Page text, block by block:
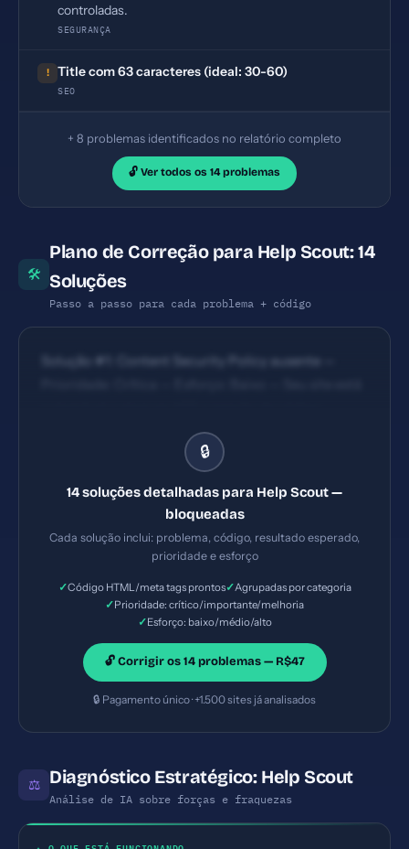
controladas.
SEGURANÇA
! Title com 63 caracteres (ideal: 30-60)
SEO
+ 8 problemas identificados no relatório completo
🔓 Ver todos os 14 problemas
🛠
Plano de Correção para Help Scout: 14
Soluções
Passo a passo para cada problema + código
Solução #1: Content Security Policy ausente —
malicioso. — Solução #2: X-Frame-Options ausente
— Prioridade: Crítica — Esforço: Baixo — Seu site
(clickjacking). — Solução #6: Title com 63
caracteres (ideal: 30-60) — Prioridade: Importante
🔒
14 soluções detalhadas para Help Scout —
bloqueadas
Cada solução inclui: problema, código, resultado esperado,
prioridade e esforço
✓Código HTML/meta tags prontos✓Agrupadas por categoria
✓Prioridade: crítico/importante/melhoria
✓Esforço: baixo/médio/alto
🔓 Corrigir os 14 problemas — R$47
🔒 Pagamento único · +1.500 sites já analisados
⚖ Diagnóstico Estratégico: Help Scout
Análise de IA sobre forças e fraquezas